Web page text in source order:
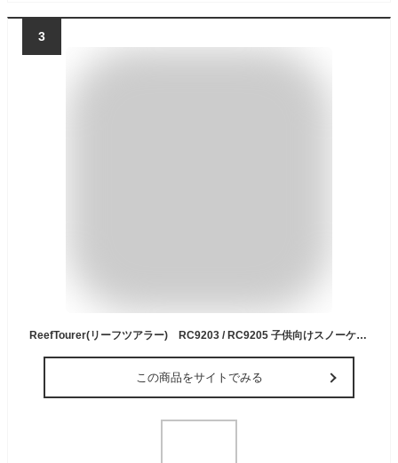
3
ReefTourer(リーフツアラー) RC9203 / RC9205 子供向けスノーケリング2点セット(マスク＆スノーケル) 子供用 4〜9才向け エラストマー製 RC-9203 キッズ シュノーケリング 用 マスク スノーケル 2点セット スノーケリング ゴーグル シュノーケル ジュニア 水中メガネ
この商品をサイトでみる